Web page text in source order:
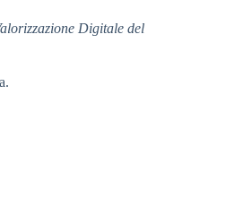
Digitale del